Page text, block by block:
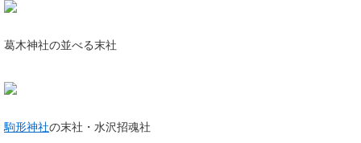
葛木神社の並べる末社
駒形神社の末社・水沢招魂社